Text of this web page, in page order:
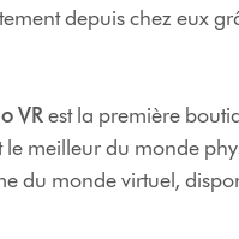
depuis chez eux
VRest la première
le meilleur du monde
du monde virtuel,